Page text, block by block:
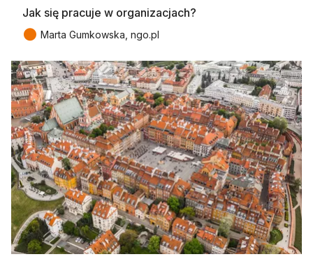
Jak się pracuje w organizacjach?
● Marta Gumkowska, ngo.pl